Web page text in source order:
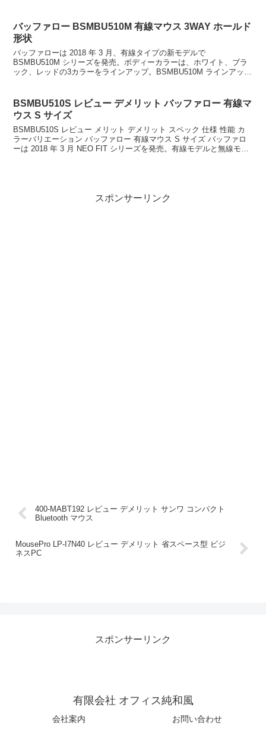
バッファロー BSMBU510M 有線マウス 3WAY ホールド
形状
バッファローは 2018 年 3 月、有線タイプの新モデルで
BSMBU510M シリーズを発売。ボディーカラーは、ホワイト、ブラ
ック、レッドの3カラーをラインアップ。BSMBU510M ラインアップ
BSMBU510S レビュー デメリット バッファロー 有線マ
ウス S サイズ
BSMBU510S レビュー メリット デメリット スペック 仕様 性能 カ
ラーバリエーション バッファロー 有線マウス S サイズ バッファロ
ーは 2018 年 3 月 NEO FIT シリーズを発売。有線モデルと無線モデ
スポンサーリンク
400-MABT192 レビュー デメリット サンワ コンパクト
Bluetooth マウス
MousePro LP-I7N40 レビュー デメリット 省スペース型 ビジ
ネスPC
スポンサーリンク
有限会社 オフィス純和風
会社案内
お問い合わせ